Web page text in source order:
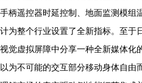
手柄遥控器时延控制、地面监测模组
计为整个行业设置了全新指标。至于
视觉虚拟屏障中分享一种全新媒体化
以为不可能的交互部分移动身体自由